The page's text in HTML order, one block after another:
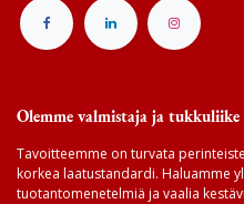
Olemme valmistaja ja tukkuliike
Tavoitteemme on turvata
korkea laatustandardi. Haluamme
tuotantomenetelmiä ja vaalia